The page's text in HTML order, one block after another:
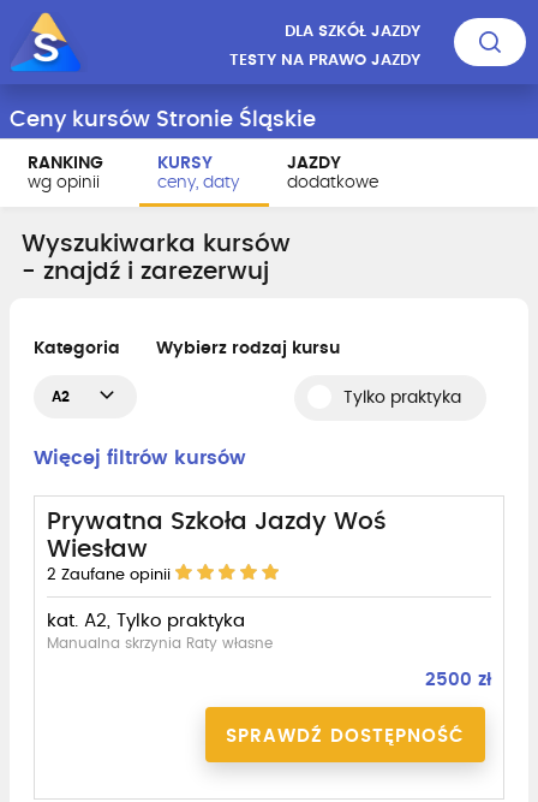
DLA SZKÓŁ JAZDY
TESTY NA PRAWO JAZDY
Ceny kursów Stronie Śląskie
RANKING
wg opinii
KURSY
ceny, daty
JAZDY
dodatkowe
Wyszukiwarka kursów
- znajdź i zarezerwuj
Kategoria
A2
Wybierz rodzaj kursu
Tylko praktyka
Więcej filtrów kursów
Prywatna Szkoła Jazdy Woś
Wiesław
2 Zaufane opinii
kat. A2, Tylko praktyka
Manualna skrzynia Raty własne
2500 zł
SPRAWDŹ DOSTĘPNOŚĆ